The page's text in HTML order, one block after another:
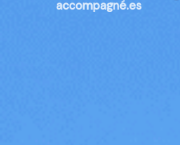
accompagné.es